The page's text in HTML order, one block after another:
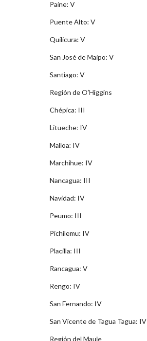
Paine: V
Puente Alto: V
Quilicura: V
San José de Maipo: V
Santiago: V
Región de O’Higgins
Chépica: III
Litueche: IV
Malloa: IV
Marchihue: IV
Nancagua: III
Navidad: IV
Peumo: III
Pichilemu: IV
Placilla: III
Rancagua: V
Rengo: IV
San Fernando: IV
San Vicente de Tagua Tagua: IV
Región del Maule